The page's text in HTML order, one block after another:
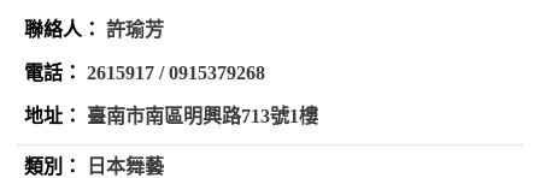
許瑜芳
2615917 / 0915379268
臺南市南區明興路713號1樓
日本舞藝